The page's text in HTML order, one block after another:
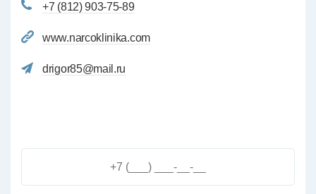
+7 (812) 903-75-89
www.narcoklinika.com
drigor85@mail.ru